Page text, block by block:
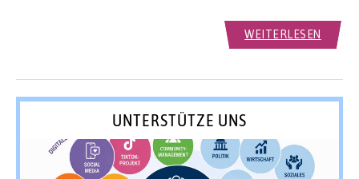
WEITERLESEN
UNTERSTÜTZE UNS